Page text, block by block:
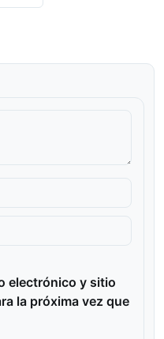
electrónico y sitio
la próxima vez que